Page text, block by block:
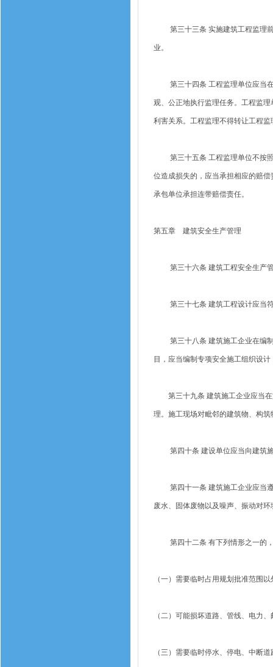
第三十三条 实施建筑工程监理前
业。
第三十四条 工程监理单位应当在
观、公正地执行监理任务。工程监
利害关系。工程监理不得转让工程监
第三十五条 工程监理单位不按照
位造成损失的，应当承担相应的赔
承包单位承担连带赔偿责任。
第五章 建筑安全生产管理
第三十六条 建筑工程安全生产管
第三十七条 建筑工程设计应当符
第三十八条 建筑施工企业在编制
目，应当编制专项安全施工组织设
第三十九条 建筑施工企业应当在
理。施工现场对毗邻的建筑物、构
第四十条 建设单位应当向建筑施
第四十一条 建筑施工企业应当遵
废水、固体废物以及噪声、振动对
第四十二条 有下列情形之一的，
（一）需要临时占用规划批准范围
（二）可能损坏道路、管线、电力
（三）需要临时停水、停电、中断